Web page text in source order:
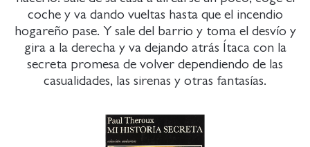
coche y va dando vueltas hasta que el incendio
hogareño pase. Y sale del barrio y toma el desvío y
gira a la derecha y va dejando atrás Ítaca con la
secreta promesa de volver dependiendo de las
casualidades, las sirenas y otras fantasías.